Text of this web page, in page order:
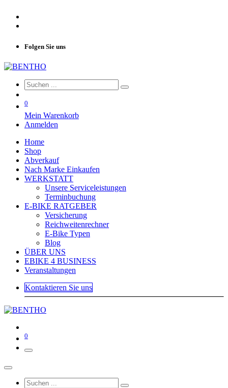
Folgen Sie uns
0
Mein Warenkorb
Anmelden
Home
Shop
Abverkauf
Nach Marke Einkaufen
WERKSTATT
Unsere Serviceleistungen
Terminbuchung
E-BIKE RATGEBER
Versicherung
Reichweitenrechner
E-Bike Typen
Blog
ÜBER UNS
EBIKE 4 BUSINESS
Veranstaltungen
Kontaktieren Sie uns
0